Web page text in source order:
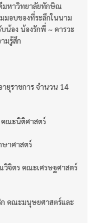
มหาวิทยาลัยทักษิณ
มอบของที่ระลึกในนาม
อง น้องรักพี่ ~ คารวะ
มรู้สึก
ยุราชการ จำนวน 14
คณะนิติศาสตร์
ษาศาสตร์
วิจิตร คณะเศรษฐศาสตร์
ก คณะมนุษยศาสตร์และ